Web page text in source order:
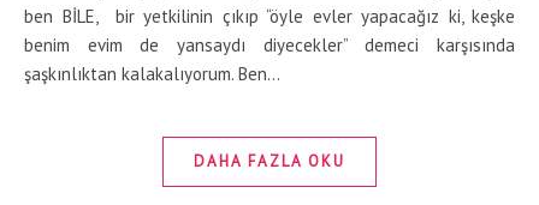
ben BİLE, bir yetkilinin çıkıp “öyle evler yapacağız ki, keşke
benim evim de yansaydı diyecekler” demeci karşısında
şaşkınlıktan kalakalıyorum. Ben…
DAHA FAZLA OKU